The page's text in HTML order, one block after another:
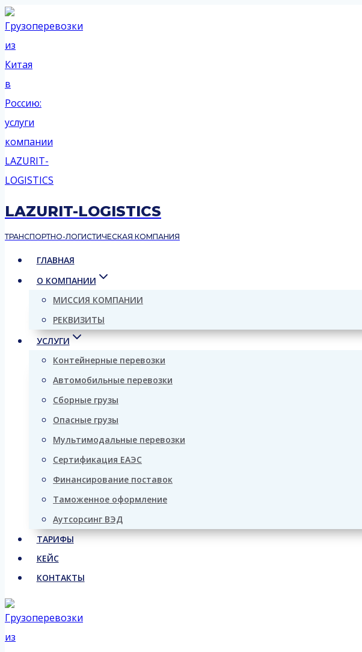
Перейти
к
содержимому
LAZURIT-LOGISTICS
ТРАНСПОРТНО-ЛОГИСТИЧЕСКАЯ КОМПАНИЯ
ГЛАВНАЯ
О КОМПАНИИ
МИССИЯ КОМПАНИИ
РЕКВИЗИТЫ
УСЛУГИ
Контейнерные перевозки
Автомобильные перевозки
Сборные грузы
Опасные грузы
Мультимодальные перевозки
Сертификация ЕАЭС
Финансирование поставок
Таможенное оформление
Аутсорсинг ВЭД
ТАРИФЫ
КЕЙС
КОНТАКТЫ